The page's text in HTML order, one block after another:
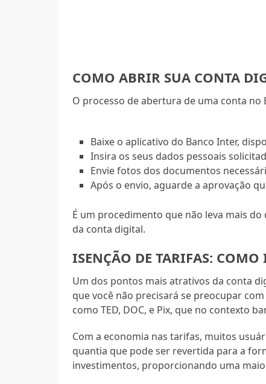
COMO ABRIR SUA CONTA
O processo de abertura de uma conta
Baixe o aplicativo do Banco Inter,
Insira os seus dados pessoais
Envie fotos dos documentos
Após o envio, aguarde a aprovação
É um procedimento que não leva mais
da conta digital.
ISENÇÃO DE TARIFAS:
Um dos pontos mais atrativos da conta
que você não precisará se preocupar
como TED, DOC, e Pix, que no contexto
Com a economia nas tarifas, muitos
quantia que pode ser revertida para a
investimentos, proporcionando uma